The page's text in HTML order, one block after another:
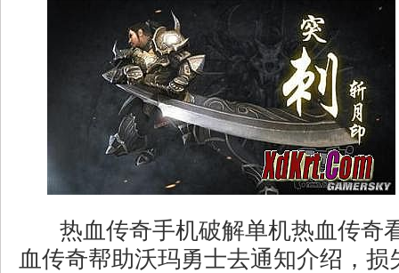
热血传奇手机破解单机热血传奇
血传奇帮助沃玛勇士去通知介绍，损